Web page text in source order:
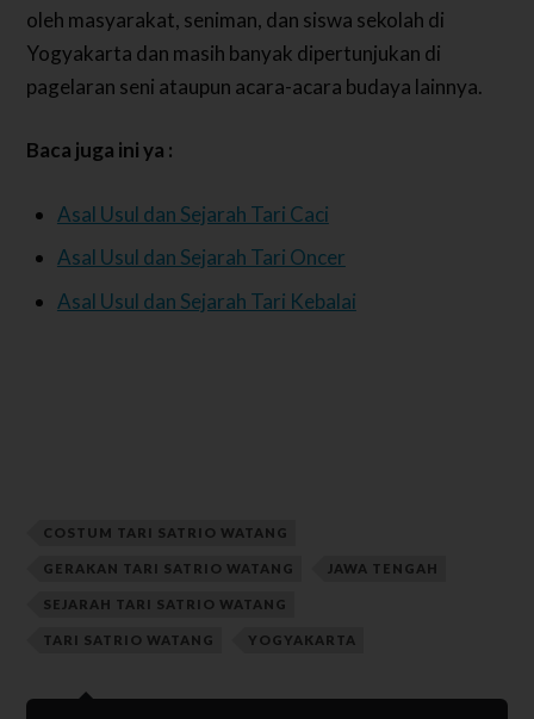
oleh masyarakat, seniman, dan siswa sekolah di
Yogyakarta dan masih banyak dipertunjukan di
pagelaran seni ataupun acara-acara budaya lainnya.
Baca juga ini ya :
Asal Usul dan Sejarah Tari Caci
Asal Usul dan Sejarah Tari Oncer
Asal Usul dan Sejarah Tari Kebalai
COSTUM TARI SATRIO WATANG
GERAKAN TARI SATRIO WATANG JAWA TENGAH
SEJARAH TARI SATRIO WATANG
TARI SATRIO WATANG YOGYAKARTA